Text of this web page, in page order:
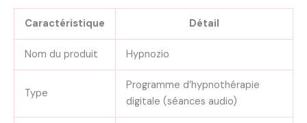
Caractéristique Détail
Nom du produit Hypnozio
Type
Programme d’hypnothérapie
digitale (séances audio)